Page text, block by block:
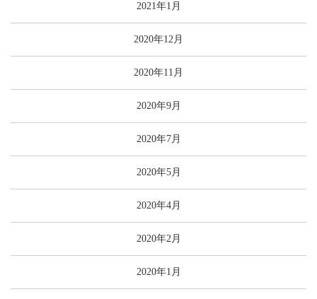
2021年1月
2020年12月
2020年11月
2020年9月
2020年7月
2020年5月
2020年4月
2020年2月
2020年1月